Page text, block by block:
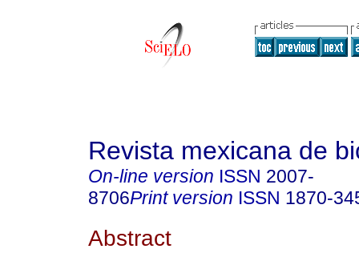
Revista mexicana de
On-line version ISSN 2007-
8706Print version ISSN 1870-
Abstract